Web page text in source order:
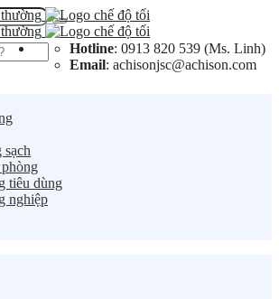
Hotline: 0913 820 539 (Ms. Linh)
Email: achisonjsc@achison.com
tiêu dùng
nghiệp